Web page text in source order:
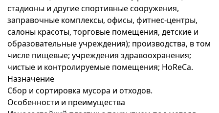
стадионы и другие спортивные сооружения,
заправочные комплексы, офисы, фитнес-центры,
салоны красоты, торговые помещения, детские и
образовательные учреждения); производства, в том
числе пищевые; учреждения здравоохранения;
чистые и контролируемые помещения; HoReCa.
Назначение
Сбор и сортировка мусора и отходов.
Особенности и преимущества